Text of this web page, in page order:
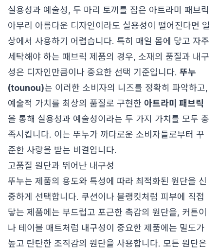
실용성과 예술성, 두 마리 토끼를 잡은 아트라미 패브릭
아무리 아름다운 디자인이라도 실용성이 떨어진다면 일
상에서 사용하기 어렵습니다. 특히 매일 몸에 닿고 자주
세탁해야 하는 패브릭 제품의 경우, 소재의 품질과 내구
성은 디자인만큼이나 중요한 선택 기준입니다. 뚜누
(tounou)는 이러한 소비자의 니즈를 정확히 파악하고,
예술적 가치를 최상의 품질로 구현한 아트라미 패브릭
을 통해 실용성과 예술성이라는 두 가지 가치를 모두 충
족시킵니다. 이는 뚜누가 까다로운 소비자들로부터 꾸
준한 사랑을 받는 비결입니다.
고품질 원단과 뛰어난 내구성
뚜누는 제품의 용도와 특성에 따라 최적화된 원단을 신
중하게 선택합니다. 쿠션이나 블랭킷처럼 피부에 직접
닿는 제품에는 부드럽고 포근한 촉감의 원단을, 커튼이
나 테이블 매트처럼 내구성이 중요한 제품에는 밀도가
높고 탄탄한 조직감의 원단을 사용합니다. 모든 원단은